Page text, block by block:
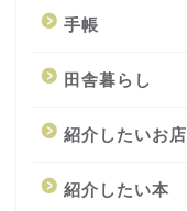
手帳
田舎暮らし
紹介したいお店
紹介したい本